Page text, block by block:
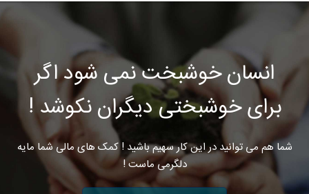
انسان خوشبخت نمی شود اگر
برای خوشبختی دیگران نکوشد !
شما هم می توانید در این کار سهیم باشید ! کمک های مالی شما مایه
دلگرمی ماست !